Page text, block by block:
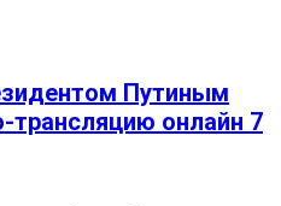
Путиным
трансляцию онлайн 7